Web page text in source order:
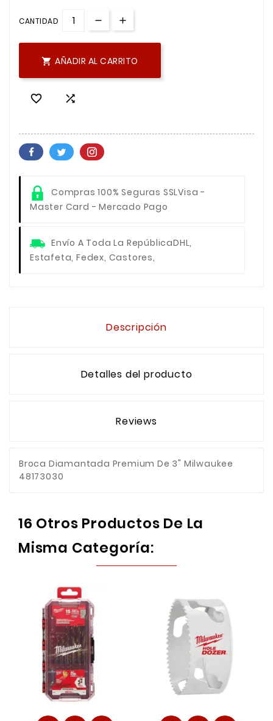
CANTIDAD
 AÑADIR AL CARRITO
 
Compras 100% Seguras SSLVisa -
Master Card - Mercado Pago
Envío A Toda La RepúblicaDHL,
Estafeta, Fedex, Castores,
Descripción
Detalles del producto
Reviews
Broca Diamantada Premium De 3" Milwaukee
48173030
16 Otros Productos De La
Misma Categoría: